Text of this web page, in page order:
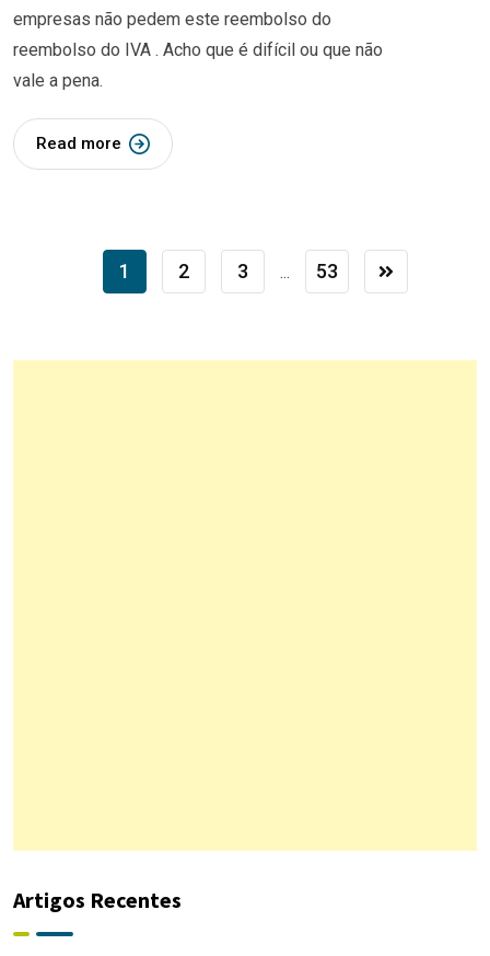
empresas não pedem este reembolso do
reembolso do IVA . Acho que é difícil ou que não
vale a pena.
Read more
1 2 3 ... 53
Artigos Recentes